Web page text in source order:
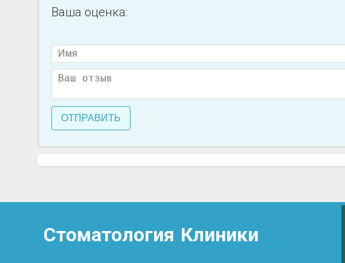
Ваша оценка:
ОТПРАВИТЬ
Стоматология Клиники